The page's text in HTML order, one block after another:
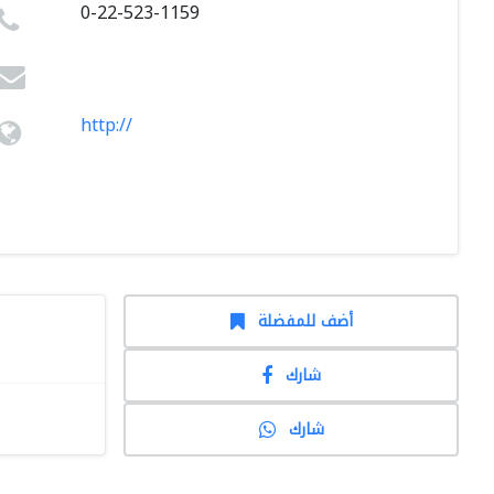
0-22-523-1159
http://
أضف للمفضلة
شارك
شارك